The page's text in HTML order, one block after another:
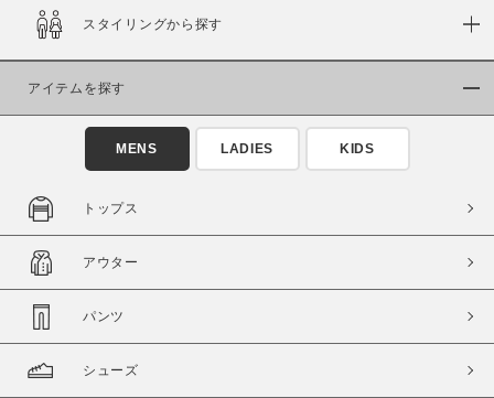
商品タイプ
通常商品
セール価格 WEB限定
在庫
在庫あり
スタイリングから探す
アイテムを探す
MENS LADIES KIDS
トップス
アウター
パンツ
シューズ